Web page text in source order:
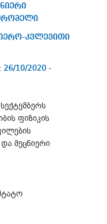
კვლევითი
26/10/2020 -
ფიზიკის
მეცნიერი